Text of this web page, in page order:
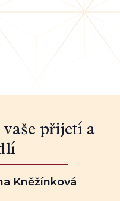
přijetí a
Kněžínková